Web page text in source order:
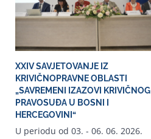
XXIV SAVJETOVANJE IZ
KRIVIČNOPRAVNE OBLASTI
„SAVREMENI IZAZOVI KRIVIČNOG
PRAVOSUĐA U BOSNI I
HERCEGOVINI“
U periodu od 03. - 06. 06. 2026.